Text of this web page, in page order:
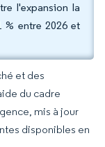
l'expansion la
% entre 2026 et
et des
du cadre
mis à jour
disponibles en